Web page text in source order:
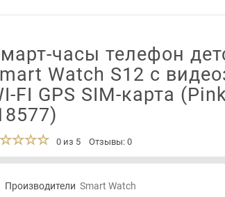
часы телефон
Watch S12 с
FI GPS SIM-карта
0 из 5 Отзывы: 0
Производители Smart Watch